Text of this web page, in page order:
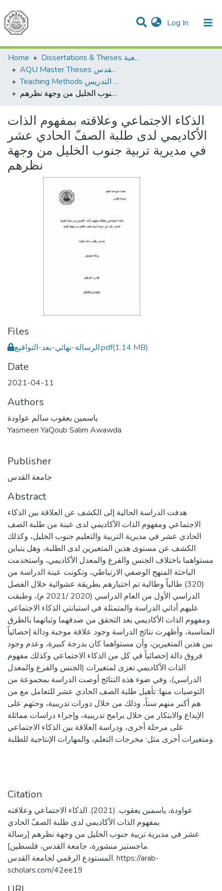
Log In (current)
Communities & Collections
All of DSpace
Home
Dissertations & Theses الرسائل الجامعية
AQU Master Theses الرسائل الجامعية الخاصة بجامعة القدس
Teaching Methods أساليب التدريس
الذكاء الاجتماعي وعلاقته بمفهوم الذات الأكاديمي لدى طلبة الصفّ الحادي عشر في مديرية تربية جنوب الخليل من وجهة نظرهم
الذكاء الاجتماعي وعلاقته بمفهوم الذات
الأكاديمي لدى طلبة الصفّ الحادي عشر
في مديرية تربية جنوب الخليل من وجهة
نظرهم
Files
الرسالة-نهائي-بعد-التواقيع.pdf(1.14 MB)
Date
2021-04-11
Authors
ياسمين يعقوب سالم عواودة
Yasmeen YaQoub Salim Awawda
Publisher
جامعة القدس
Abstract
هدفت الدراسة الحالية إلى الكشف عن العلاقة بين الذكاء
الاجتماعي ومفهوم الذات الأكاديمي لدى عينة من طلبة الصف
الحادي عشر في مديرية التربية والتعليم جنوب الخليل، وكذلك
الكشف عن مستوى هذين المتغيرين لدى الطلبة، وهل يتباين
مستواهما باختلاف الجنس والفرع والمعدل الأكاديمي، واستخدمت
الباحثة المنهج الوصفي الارتباطي، وتكونت عينة الدراسة من
(320) طالباً وطالبة تم اختيارهم بطريقة عشوائية خلال الفصل
الدراسي الأول من العام الدراسي (2020 /2021 م)، وطبقت
عليهم أداتي الدراسة والمتمثلة في استبانتي الذكاء الاجتماعي
ومفهوم الذات الأكاديمي بعد التحقق من صدقهما وثباتهما بالطرق
المناسبة، وأظهرت نتائج الدراسة وجود علاقة موجبة ودالة إحصائياً
بين هذين المتغيرين، وأن مستواهما كان بدرجة كبيرة، وعدم وجود
فروق دالة إحصائياً في كل من الذكاء الاجتماعي وكذلك مفهوم
الذات الأكاديمي تعزى لمتغيرات (الجنس والفرع والمعدل
الدراسي)، وفي ضوء هذه النتائج أوصت الدراسة بمجموعة من
التوصيات منها: تأهيل طلبة الصف الحادي عشر للتعامل مع من
هم أكبر منهم سناً، وذلك من خلال دورات تدريبية، وحثهم على
الإبداع والابتكار من خلال برامج تدريبية، وإجراء دراسات مماثلة
على مرحلة أخرى، ودراسة العلاقة بين الذكاء الاجتماعي
ومتغيرات أخرى مثل: مخرجات التعلم، والمهارات الإنتاجية للطلبة.
Citation
عواودة، ياسمين يعقوب. (2021). الذكاء الاجتماعي وعلاقته
بمفهوم الذات الأكاديمي لدى طلبة الصفّ الحادي
عشر في مديرية تربية جنوب الخليل من وجهة نظرهم [رسالة
ماجستير منشورة، جامعة القدس، فلسطين].
المستودع الرقمي لجامعة القدس. https://arab-
scholars.com/42ee19